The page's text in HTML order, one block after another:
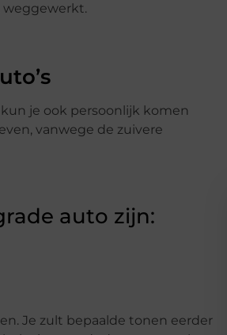
weggewerkt.
je ook persoonlijk komen
vanwege de zuivere
auto zijn:
Je zult bepaalde tonen eerder